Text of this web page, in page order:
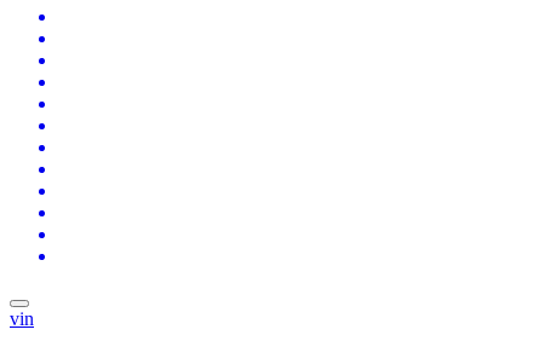
vin